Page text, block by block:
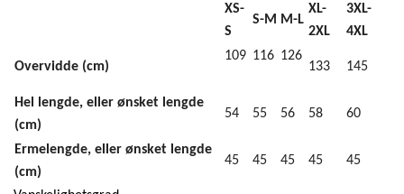
XS-
S
S-M M-L
XL-
2XL
3XL-
4XL
Overvidde (cm)
109 116 126
133 145
Hel lengde, eller ønsket lengde
(cm)
54 55 56 58 60
Ermelengde, eller ønsket lengde
(cm)
45 45 45 45 45